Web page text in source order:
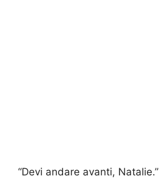
“Devi andare avanti, Natalie.”